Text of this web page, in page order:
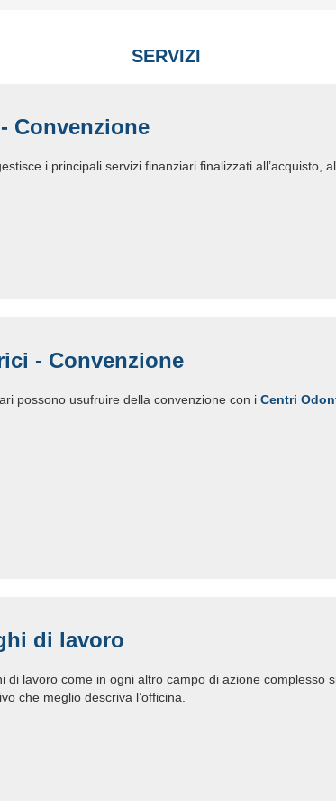
SERVIZI
Convenzione
i principali servizi finanziari finalizzati
- Convenzione
possono usufruire della convenzione con i Centri
di lavoro
di lavoro come in ogni altro campo di azione complesso
che meglio descriva l’officina.